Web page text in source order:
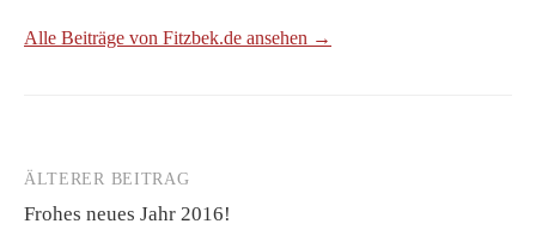
Alle Beiträge von Fitzbek.de ansehen →
Beitrags-
Navigation
ÄLTERER BEITRAG
Frohes neues Jahr 2016!